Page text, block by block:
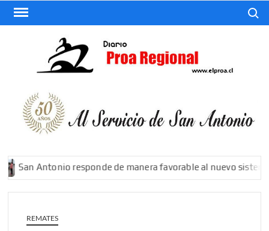
Saltar
San Antonio responde de manera favorable al nuevo
REMATES